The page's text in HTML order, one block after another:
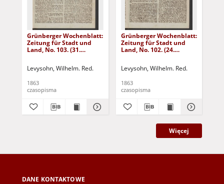
Grünberger Wochenblatt:
Zeitung für Stadt und
Land, No. 103. (31.
Levysohn, Wilhelm. Red.
1863
czasopisma
Grünberger Wochenblatt:
Zeitung für Stadt und
Land, No. 102. (24.
Levysohn, Wilhelm. Red.
1863
czasopisma
Więcej
DANE KONTAKTOWE